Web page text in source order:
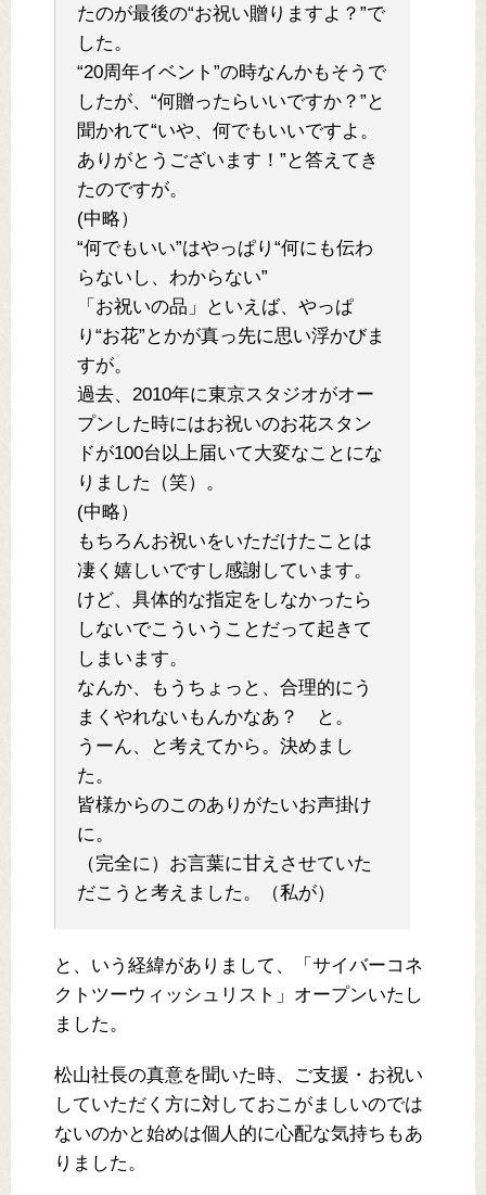
たのが最後の“お祝い贈りますよ？”で
した。
“20周年イベント”の時なんかもそうで
したが、“何贈ったらいいですか？”と
聞かれて“いや、何でもいいですよ。
ありがとうございます！”と答えてき
たのですが。
(中略）
“何でもいい”はやっぱり“何にも伝わ
らないし、わからない”
「お祝いの品」といえば、やっぱ
り“お花”とかが真っ先に思い浮かびま
すが。
過去、2010年に東京スタジオがオー
プンした時にはお祝いのお花スタン
ドが100台以上届いて大変なことにな
りました（笑）。
(中略）
もちろんお祝いをいただけたことは
凄く嬉しいですし感謝しています。
けど、具体的な指定をしなかったら
しないでこういうことだって起きて
しまいます。
なんか、もうちょっと、合理的にう
まくやれないもんかなあ？ と。
うーん、と考えてから。決めまし
た。
皆様からのこのありがたいお声掛け
に。
（完全に）お言葉に甘えさせていた
だこうと考えました。（私が）
と、いう経緯がありまして、「サイバーコネ
クトツーウィッシュリスト」オープンいたし
ました。
松山社長の真意を聞いた時、ご支援・お祝い
していただく方に対しておこがましいのでは
ないのかと始めは個人的に心配な気持ちもあ
りました。